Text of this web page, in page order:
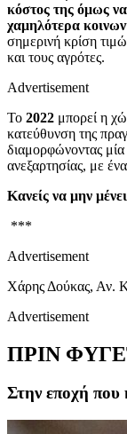
κόστος της όμως
χαμηλότερα
σημερινή κρίση
και τους αγρότες.
Advertisement
Το 2022 μπορεί η
κατεύθυνση της
διαμορφώνοντας
ανεξαρτησίας, με
Κανείς να μην
***
Advertisement
Χάρης Δούκας, Αν.
Advertisement
ΠΡΙΝ
Στην εποχή που